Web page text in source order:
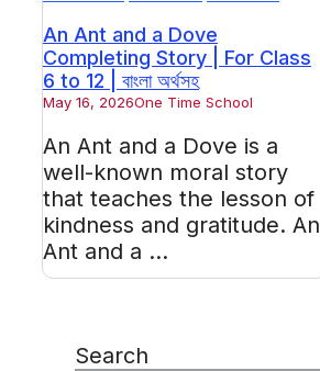
An Ant and a Dove
Completing Story | For Class
6 to 12 | বাংলা অর্থসহ
May 16, 2026One Time School
An Ant and a Dove is a
well-known moral story
that teaches the lesson of
kindness and gratitude. An
Ant and a ...
Search